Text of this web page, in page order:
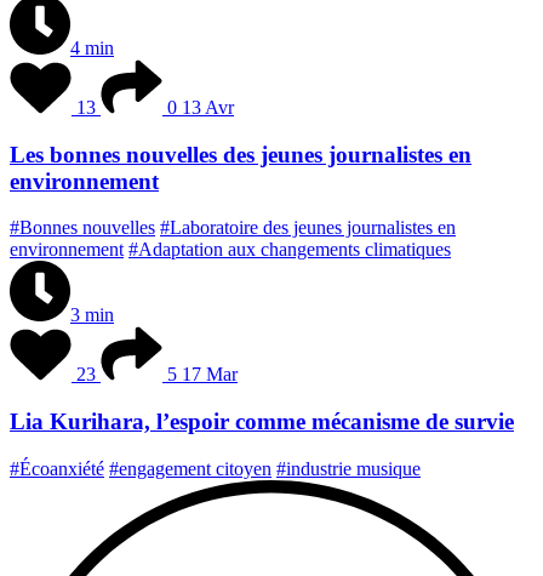
4 min
13 0 13 Avr
Les bonnes nouvelles des jeunes journalistes en
environnement
#Bonnes nouvelles #Laboratoire des jeunes journalistes en
environnement #Adaptation aux changements climatiques
3 min
23 5 17 Mar
Lia Kurihara, l’espoir comme mécanisme de survie
#Écoanxiété #engagement citoyen #industrie musique